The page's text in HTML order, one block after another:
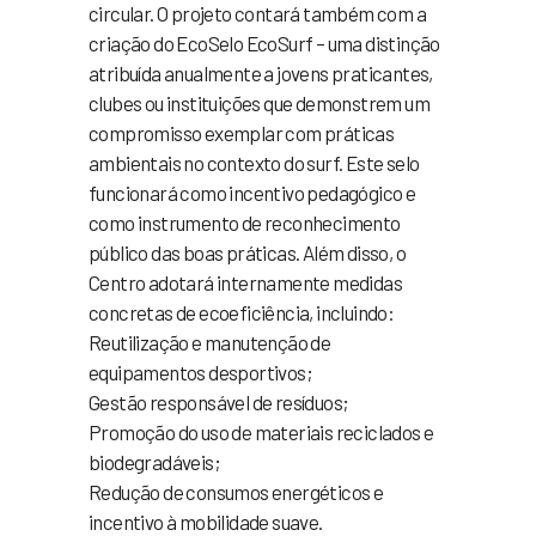
circular. O projeto contará também com a
criação do EcoSelo EcoSurf – uma distinção
atribuída anualmente a jovens praticantes,
clubes ou instituições que demonstrem um
compromisso exemplar com práticas
ambientais no contexto do surf. Este selo
funcionará como incentivo pedagógico e
como instrumento de reconhecimento
público das boas práticas. Além disso, o
Centro adotará internamente medidas
concretas de ecoeficiência, incluindo:
Reutilização e manutenção de
equipamentos desportivos;
Gestão responsável de resíduos;
Promoção do uso de materiais reciclados e
biodegradáveis;
Redução de consumos energéticos e
incentivo à mobilidade suave.